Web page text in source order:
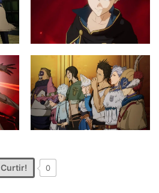
Curtir! 0